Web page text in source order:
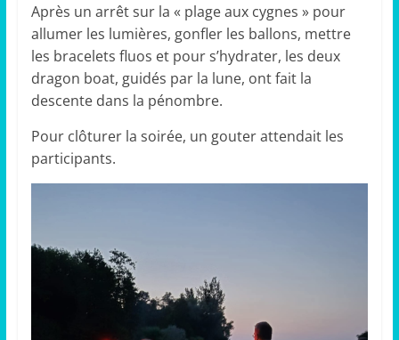
Après un arrêt sur la « plage aux cygnes » pour
allumer les lumières, gonfler les ballons, mettre
les bracelets fluos et pour s’hydrater, les deux
dragon boat, guidés par la lune, ont fait la
descente dans la pénombre.
Pour clôturer la soirée, un gouter attendait les
participants.